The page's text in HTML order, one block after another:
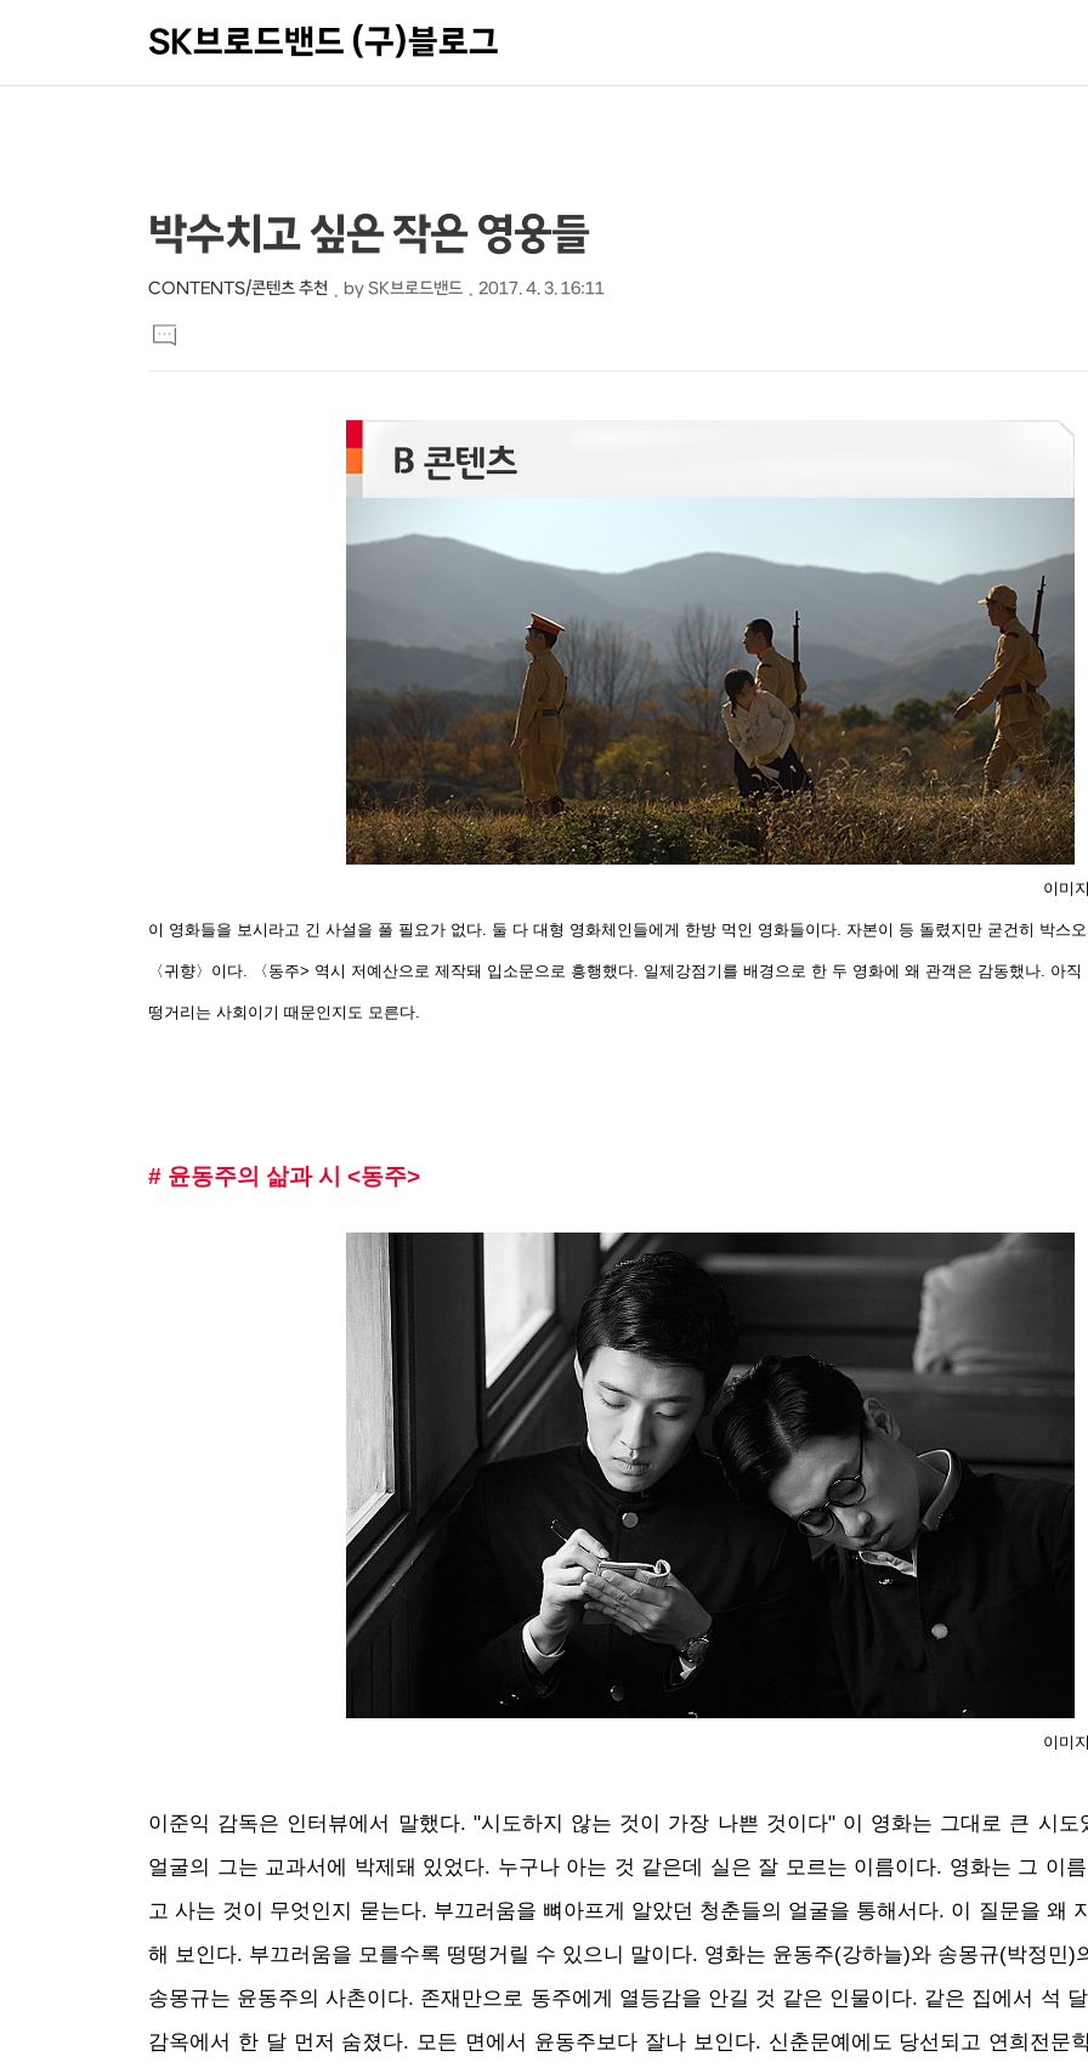
SK브로드밴드 (구)블로그
상
컨
텐
본
문
제
목
박수치고 싶은 작은 영웅들
CONTENTS/콘텐츠 추천 by SK브로드밴드 2017. 4. 3. 16:11
문
댓
글
이미
이 영화들을 보시라고 긴 사설을 풀 필요가 없다. 둘 다 대형 영화체인들에게 한방 먹인 영화들이다. 자본이 등 돌렸지만 굳건히 박스
〈귀향〉이다. 〈동주> 역시 저예산으로 제작돼 입소문으로 흥행했다. 일제강점기를 배경으로 한 두 영화에 왜 관객은 감동했나. 아
떵거리는 사회이기 때문인지도 모른다.
# 윤동주의 삶과 시 <동주>
이미
이준익 감독은 인터뷰에서 말했다. "시도하지 않는 것이 가장 나쁜 것이다" 이 영화는 그대로 큰 시도
얼굴의 그는 교과서에 박제돼 있었다. 누구나 아는 것 같은데 실은 잘 모르는 이름이다. 영화는 그 이
고 사는 것이 무엇인지 묻는다. 부끄러움을 뼈아프게 알았던 청춘들의 얼굴을 통해서다. 이 질문을 왜
해 보인다. 부끄러움을 모를수록 떵떵거릴 수 있으니 말이다. 영화는 윤동주(강하늘)와 송몽규(박정민)
송몽규는 윤동주의 사촌이다. 존재만으로 동주에게 열등감을 안길 것 같은 인물이다. 같은 집에서 석
감옥에서 한 달 먼저 숨졌다. 모든 면에서 윤동주보다 잘나 보인다. 신춘문예에도 당선되고 연희전문